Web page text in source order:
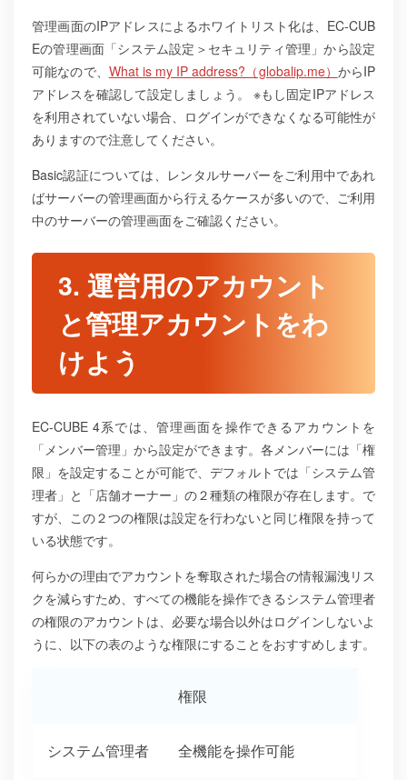
管理画面のIPアドレスによるホワイトリスト化は、EC-CUB
Eの管理画面「システム設定＞セキュリティ管理」から設定
可能なので、 What is my IP address?（globalip.me） からIP
アドレスを確認して設定しましょう。
※もし固定IPアドレス
を利用されていない場合、ログインができなくなる可能性が
ありますので注意してください。
Basic認証については、レンタルサーバーをご利用中であれ
ばサーバーの管理画面から行えるケースが多いので、ご利用
中のサーバーの管理画面をご確認ください。
3. 運営用のアカウント
と管理アカウントをわ
けよう
EC-CUBE 4系では、管理画面を操作できるアカウントを
「メンバー管理」から設定ができます。各メンバーには「権
限」を設定することが可能で、デフォルトでは「システム管
理者」と「店舗オーナー」の２種類の権限が存在します。で
すが、この２つの権限は設定を行わないと同じ権限を持って
いる状態です。
何らかの理由でアカウントを奪取された場合の情報漏洩リス
クを減らすため、すべての機能を操作できるシステム管理者
の権限のアカウントは、必要な場合以外はログインしないよ
うに、以下の表のような権限にすることをおすすめします。
権限
システム管理者 全機能を操作可能